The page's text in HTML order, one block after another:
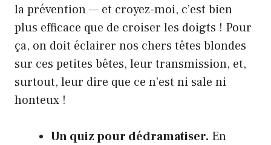
la prévention — et croyez-moi, c’est bien
plus efficace que de croiser les doigts ! Pour
ça, on doit éclairer nos chers têtes blondes
sur ces petites bêtes, leur transmission, et,
surtout, leur dire que ce n’est ni sale ni
honteux !
Un quiz pour dédramatiser. En